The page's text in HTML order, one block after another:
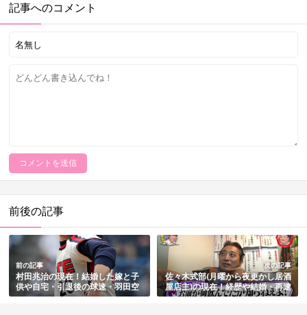
記事へのコメント
前後の記事
前の記事
村田兆治の現在！結婚した嫁と子
供や自宅・引退後の球速・羽田空
港での暴行事件と逮捕・火災での
次の記事
佐々木式部(月曜から夜更かし居酒
屋店主)の現在！経歴や結婚・再逮
捕と前科の判明・その後まとめ